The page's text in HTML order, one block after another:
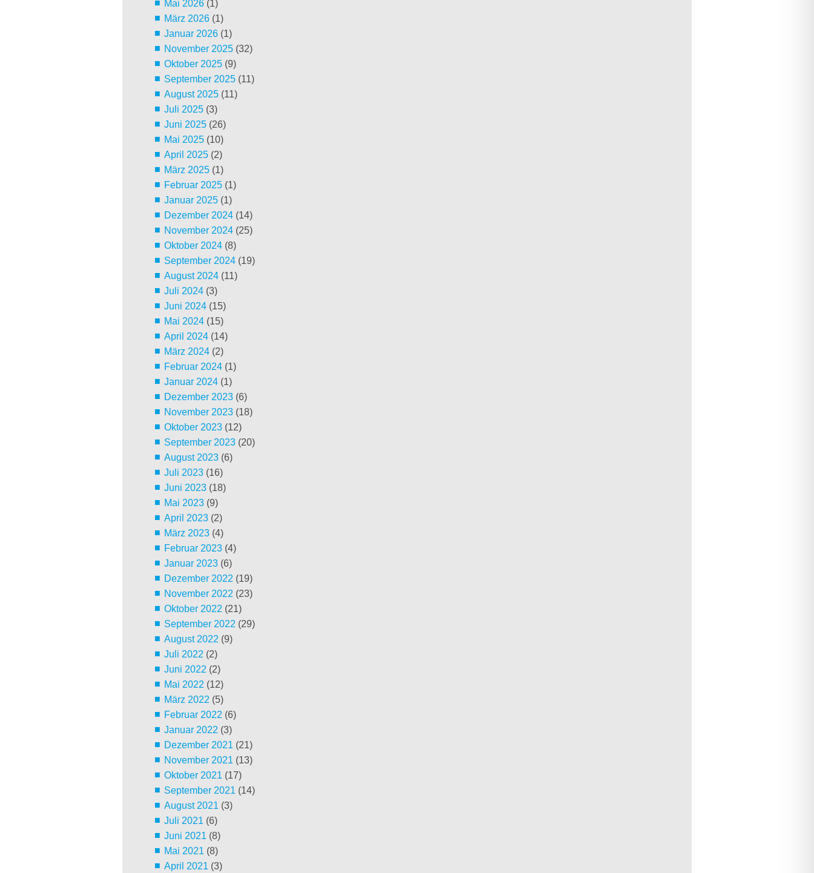
Mai 2026(1)
März 2026(1)
Januar 2026(1)
November 2025(32)
Oktober 2025(9)
September 2025(11)
August 2025(11)
Juli 2025(3)
Juni 2025(26)
Mai 2025(10)
April 2025(2)
März 2025(1)
Februar 2025(1)
Januar 2025(1)
Dezember 2024(14)
November 2024(25)
Oktober 2024(8)
September 2024(19)
August 2024(11)
Juli 2024(3)
Juni 2024(15)
Mai 2024(15)
April 2024(14)
März 2024(2)
Februar 2024(1)
Januar 2024(1)
Dezember 2023(6)
November 2023(18)
Oktober 2023(12)
September 2023(20)
August 2023(6)
Juli 2023(16)
Juni 2023(18)
Mai 2023(9)
April 2023(2)
März 2023(4)
Februar 2023(4)
Januar 2023(6)
Dezember 2022 (19)
November 2022 (23)
Oktober 2022 (21)
September 2022 (29)
August 2022 (9)
Juli 2022 (2)
Juni 2022 (2)
Mai 2022 (12)
März 2022 (5)
Februar 2022 (6)
Januar 2022 (3)
Dezember 2021 (21)
November 2021 (13)
Oktober 2021 (17)
September 2021 (14)
August 2021 (3)
Juli 2021 (6)
Juni 2021 (8)
Mai 2021 (8)
April 2021 (3)